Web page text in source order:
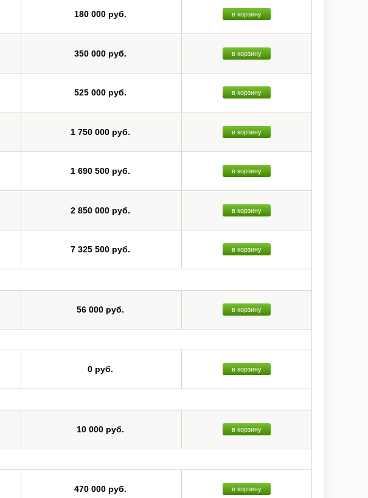
180 000 руб. в корзину
350 000 руб. в корзину
525 000 руб. в корзину
1 750 000 руб. в корзину
1 690 500 руб. в корзину
2 850 000 руб. в корзину
7 325 500 руб. в корзину
56 000 руб. в корзину
0 руб. в корзину
10 000 руб. в корзину
470 000 руб. в корзину